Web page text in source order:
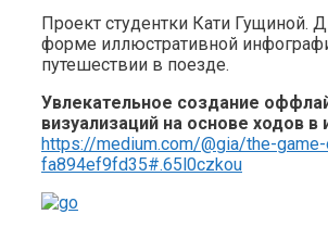
Проект студентки Кати Гущиной.
форме иллюстративной
путешествии в поезде.
Увлекательное создание
визуализаций на основе ходов в
https://medium.com/@gia/the-
fa894ef9fd35#.65l0czkou